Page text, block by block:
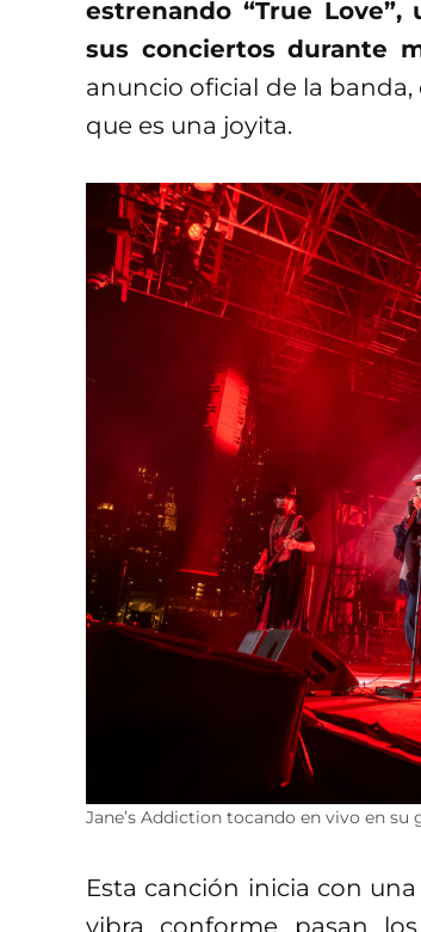
estrenando “True
sus conciertos durante
anuncio oficial de la
que es una joyita.
Jane’s Addiction tocando en vivo en
Esta canción inicia con
vibra conforme pasan